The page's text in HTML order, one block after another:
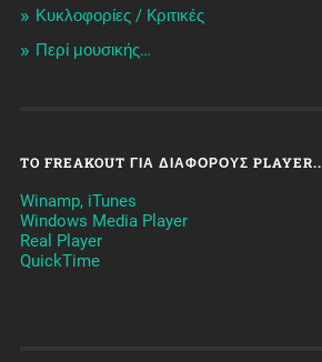
Κυκλοφορίες / Kριτικές
Περί μουσικής…
TO FREAKOUT ΓΙΑ ΔΙΆΦΟΡΟΥΣ PLAYER..
Winamp, iTunes
Windows Media Player
Real Player
QuickTime